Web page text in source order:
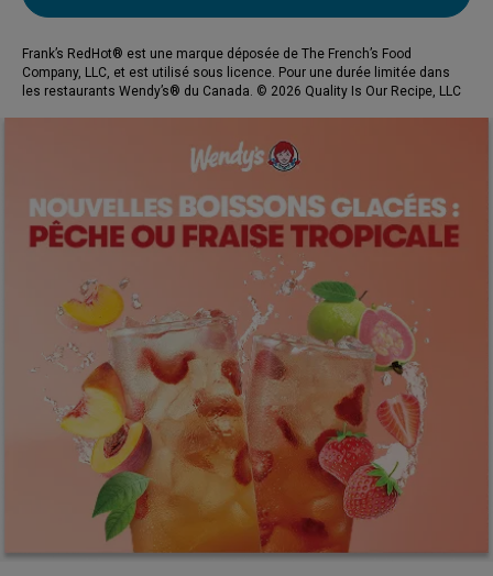
Frank’s RedHot® est une marque déposée de The French’s Food
Company, LLC, et est utilisé sous licence. Pour une durée limitée dans
les restaurants Wendy’s® du Canada. © 2026 Quality Is Our Recipe, LLC